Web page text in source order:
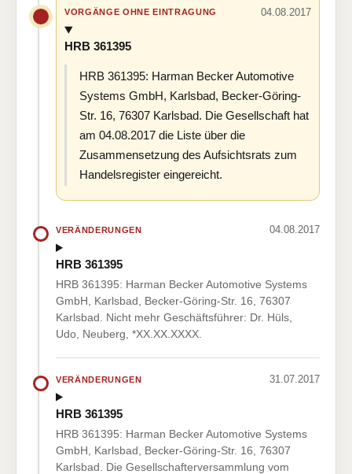
VORGÄNGE OHNE EINTRAGUNG 04.08.2017
HRB 361395
HRB 361395: Harman Becker Automotive
Systems GmbH, Karlsbad, Becker-Göring-
Str. 16, 76307 Karlsbad. Die Gesellschaft hat
am 04.08.2017 die Liste über die
Zusammensetzung des Aufsichtsrats zum
Handelsregister eingereicht.
VERÄNDERUNGEN 04.08.2017
HRB 361395
HRB 361395: Harman Becker Automotive Systems
GmbH, Karlsbad, Becker-Göring-Str. 16, 76307
Karlsbad. Nicht mehr Geschäftsführer: Dr. Hüls,
Udo, Neuberg, *XX.XX.XXXX.
VERÄNDERUNGEN 31.07.2017
HRB 361395
HRB 361395: Harman Becker Automotive Systems
GmbH, Karlsbad, Becker-Göring-Str. 16, 76307
Karlsbad. Die Gesellschafterversammlung vom